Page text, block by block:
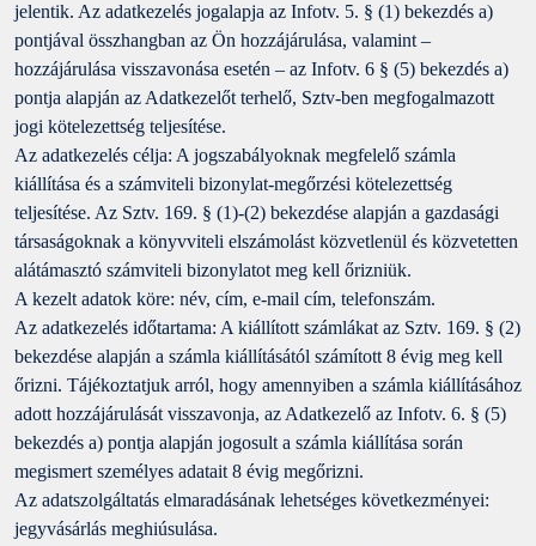
jelentik. Az adatkezelés jogalapja az Infotv. 5. § (1) bekezdés a)
pontjával összhangban az Ön hozzájárulása, valamint –
hozzájárulása visszavonása esetén – az Infotv. 6 § (5) bekezdés a)
pontja alapján az Adatkezelőt terhelő, Sztv-ben megfogalmazott
jogi kötelezettség teljesítése.
Az adatkezelés célja: A jogszabályoknak megfelelő számla
kiállítása és a számviteli bizonylat-megőrzési kötelezettség
teljesítése. Az Sztv. 169. § (1)-(2) bekezdése alapján a gazdasági
társaságoknak a könyvviteli elszámolást közvetlenül és közvetetten
alátámasztó számviteli bizonylatot meg kell őrizniük.
A kezelt adatok köre: név, cím, e-mail cím, telefonszám.
Az adatkezelés időtartama: A kiállított számlákat az Sztv. 169. § (2)
bekezdése alapján a számla kiállításától számított 8 évig meg kell
őrizni. Tájékoztatjuk arról, hogy amennyiben a számla kiállításához
adott hozzájárulását visszavonja, az Adatkezelő az Infotv. 6. § (5)
bekezdés a) pontja alapján jogosult a számla kiállítása során
megismert személyes adatait 8 évig megőrizni.
Az adatszolgáltatás elmaradásának lehetséges következményei:
jegyvásárlás meghiúsulása.